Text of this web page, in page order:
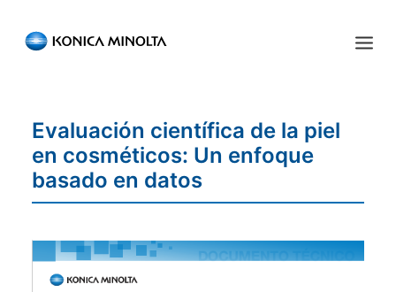
ENGLISH ESPAÑOL PORTUGUESE
INICIO
PRODUCTOS
INDUSTRIA
Evaluación científica de la piel
en cosméticos: Un enfoque
basado en datos